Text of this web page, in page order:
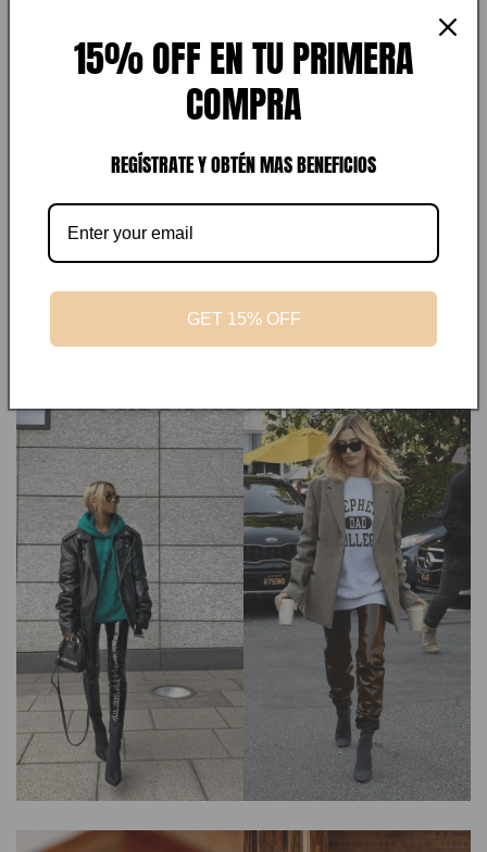
15% OFF EN TU PRIMERA
COMPRA
REGÍSTRATE Y OBTÉN MAS BENEFICIOS
GET 15% OFF